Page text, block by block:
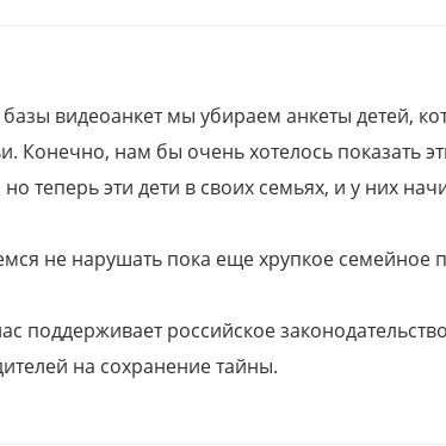
видеоанкет мы убираем анкеты детей,
Конечно, нам бы очень хотелось показать
теперь эти дети в своих семьях, и у них
не нарушать пока еще хрупкое семейное
поддерживает российское
на сохранение тайны.